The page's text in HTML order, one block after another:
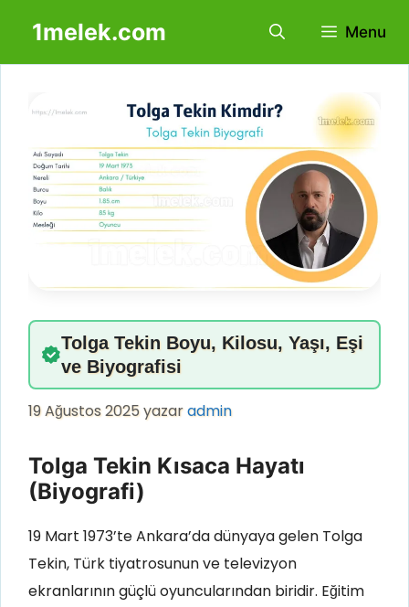
1melek.com Menu
Tolga Tekin Boyu, Kilosu, Yaşı, Eşi
ve Biyografisi
19 Ağustos 2025yazaradmin
Tolga Tekin Kısaca Hayatı
(Biyografi)
19 Mart 1973’te Ankara’da dünyaya gelen Tolga
Tekin, Türk tiyatrosunun ve televizyon
ekranlarının güçlü oyuncularından biridir. Eğitim